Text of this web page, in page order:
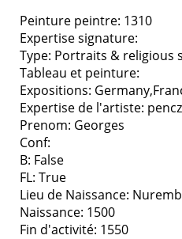
Peinture peintre: 1310
Expertise signature:
Type: Portraits & religious
Tableau et peinture:
Expositions:
Expertise de l'artiste: pencz
Prenom: Georges
Conf:
B: False
FL: True
Lieu de Naissance:
Naissance: 1500
Fin d'activité: 1550